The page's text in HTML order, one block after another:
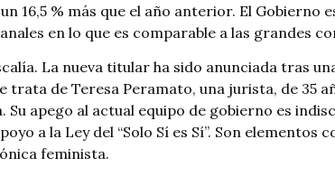
16,5 % más que el año anterior. El Gobierno
en lo que es comparable a las grandes
La nueva titular ha sido anunciada tras
trata de Teresa Peramato, una jurista, de 35
apego al actual equipo de gobierno es
a la Ley del “Solo Sí es Sí”. Son
feminista.